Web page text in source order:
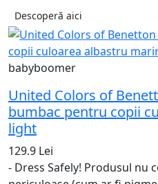
Descoperă aici
babyboomer
United Colors of
bumbac pentru copii
light
129.9 Lei
- Dress Safely! Produsul nu